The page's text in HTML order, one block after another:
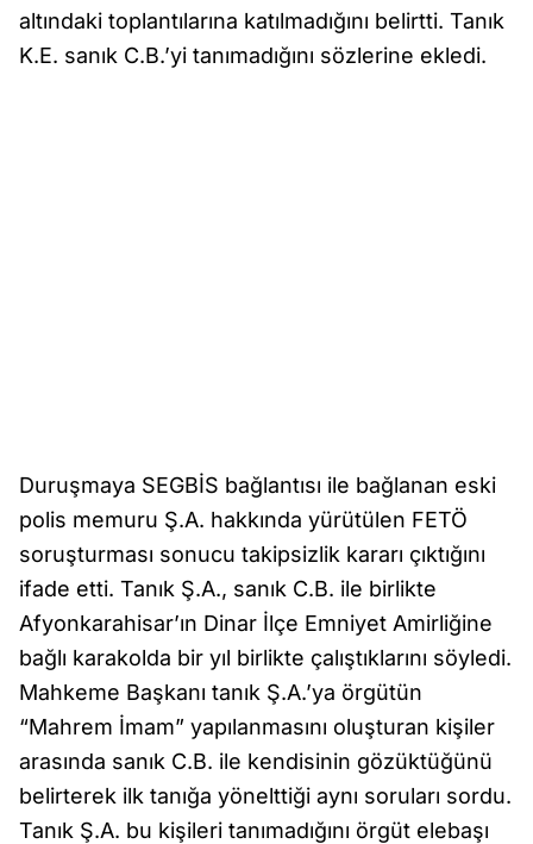
altındaki toplantılarına katılmadığını belirtti. Tanık
K.E. sanık C.B.’yi tanımadığını sözlerine ekledi.
Duruşmaya SEGBİS bağlantısı ile bağlanan eski
polis memuru Ş.A. hakkında yürütülen FETÖ
soruşturması sonucu takipsizlik kararı çıktığını
ifade etti. Tanık Ş.A., sanık C.B. ile birlikte
Afyonkarahisar’ın Dinar İlçe Emniyet Amirliğine
bağlı karakolda bir yıl birlikte çalıştıklarını söyledi.
Mahkeme Başkanı tanık Ş.A.’ya örgütün
“Mahrem İmam” yapılanmasını oluşturan kişiler
arasında sanık C.B. ile kendisinin gözüktüğünü
belirterek ilk tanığa yönelttiği aynı soruları sordu.
Tanık Ş.A. bu kişileri tanımadığını örgüt elebaşı